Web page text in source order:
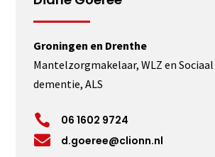
Groningen en Drenthe
Mantelzorgmakelaar, WLZ en Sociaal
dementie, ALS
 06 1602 9724
 d.goeree@clionn.nl